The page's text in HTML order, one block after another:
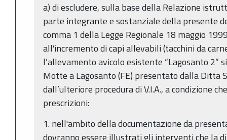
a) di escludere, sulla base della Relazione
parte integrante e sostanziale della presente
comma 1 della Legge Regionale 18 maggio
all'incremento di capi allevabili (tacchini da
l’allevamento avicolo esistente “Lagosanto 2”
Motte a Lagosanto (FE) presentato dalla Ditta
dall’ulteriore procedura di V.I.A., a condizione
prescrizioni:
1. nell'ambito della documentazione da
dovranno essere illustrati gli interventi che la